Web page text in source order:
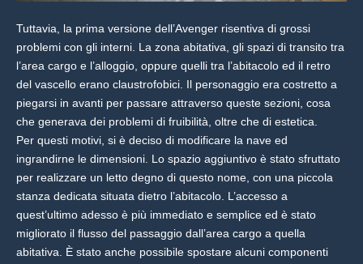
Tuttavia, la prima versione dell’Avenger risentiva di grossi
problemi con gli interni. La zona abitativa, gli spazi di transito tra
l’area cargo e l’alloggio, oppure quelli tra l’abitacolo ed il retro
del vascello erano claustrofobici. Il personaggio era costretto a
piegarsi in avanti per passare attraverso queste sezioni, cosa
che generava dei problemi di fruibilità, oltre che di estetica.
Per questi motivi, si è deciso di modificare la nave ed
ingrandirne le dimensioni. Lo spazio aggiuntivo è stato sfruttato
per realizzare un letto degno di questo nome, con una piccola
stanza dedicata situata dietro l’abitacolo. L’accesso a
quest’ultimo adesso è più immediato e semplice ed è stato
migliorato il flusso del passaggio dall’area cargo a quella
abitativa. È stato anche possibile spostare alcuni componenti